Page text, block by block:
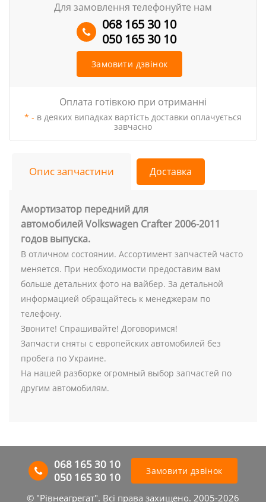
Для замовлення телефонуйте нам
068 165 30 10
050 165 30 10
Замовити дзвінок
Оплата готівкою при отриманні
* - в деяких випадках вартість доставки оплачується
завчасно
Опис запчастини Доставка
Амортизатор передний для
автомобилей Volkswagen Crafter 2006-2011
годов выпуска.
В отличном состоянии. Ассортимент запчастей часто
меняется. При необходимости предоставим вам
больше детальних фото на вайбер. За детальной
информацией обращайтесь к менеджерам по
телефону.
Звоните! Спрашивайте! Договоримся!
Запчасти сняты с европейских автомобилей без
пробега по Украине.
На нашей разборке огромный выбор запчастей по
другим автомобилям.
© "Рівнеагрегат". Всі права захищено. 2005-2026
068 165 30 10
050 165 30 10
Замовити дзвінок